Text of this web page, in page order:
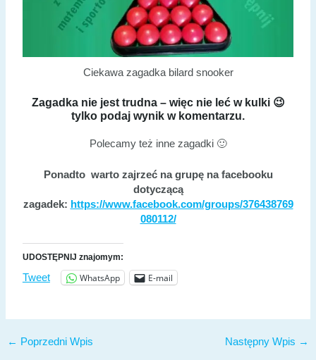
Ciekawa zagadka bilard snooker
Zagadka nie jest trudna – więc nie leć w kulki 😉
tylko podaj wynik w komentarzu.
Polecamy też inne zagadki 🙂
Ponadto warto zajrzeć na grupę na facebooku
dotyczącą
zagadek: https://www.facebook.com/groups/376438769
080112/
UDOSTĘPNIJ znajomym:
Tweet WhatsApp E-mail
← Poprzedni Wpis Następny Wpis →